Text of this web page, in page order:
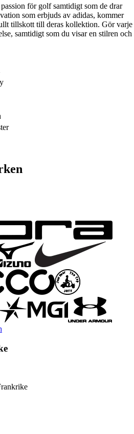
för golf samtidigt som de drar
som erbjuds av adidas, kommer
tillskott till deras kollektion. Gör varje
samtidigt som du visar en stilren och